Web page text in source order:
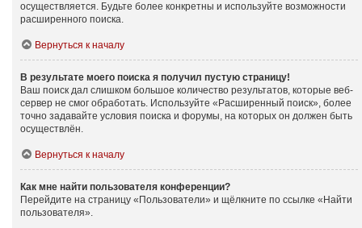
осуществляется. Будьте более конкретны и используйте возможности
расширенного поиска.
Вернуться к началу
В результате моего поиска я получил пустую страницу!
Ваш поиск дал слишком большое количество результатов, которые веб-
сервер не смог обработать. Используйте «Расширенный поиск», более
точно задавайте условия поиска и форумы, на которых он должен быть
осуществлён.
Вернуться к началу
Как мне найти пользователя конференции?
Перейдите на страницу «Пользователи» и щёлкните по ссылке «Найти
пользователя».